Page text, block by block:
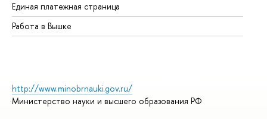
Единая платежная страница
Работа в Вышке
http://www.minobrnauki.gov.ru/
Министерство науки и высшего образования РФ